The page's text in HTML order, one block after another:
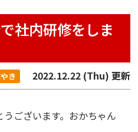
社内研修をしま
き 2022.12.22 (Thu) 更新
ございます。おかちゃん